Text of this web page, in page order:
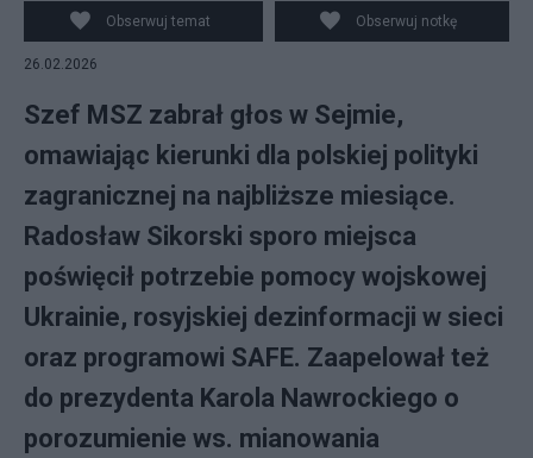
Obserwuj temat Obserwuj notkę
26.02.2026
Szef MSZ zabrał głos w Sejmie,
omawiając kierunki dla polskiej polityki
zagranicznej na najbliższe miesiące.
Radosław Sikorski sporo miejsca
poświęcił potrzebie pomocy wojskowej
Ukrainie, rosyjskiej dezinformacji w sieci
oraz programowi SAFE. Zaapelował też
do prezydenta Karola Nawrockiego o
porozumienie ws. mianowania